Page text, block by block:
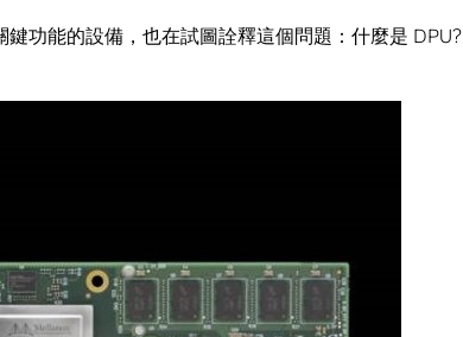
功能的設備，也在試圖詮釋這個問題：什麼是 DPU?